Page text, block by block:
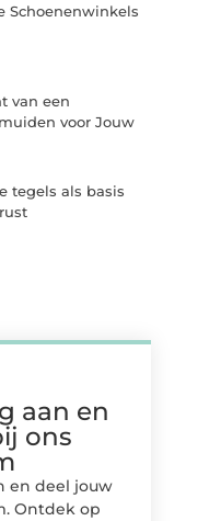
Schoenenwinkels
van een
voor Jouw
tegels als basis
aan en
ons
en deel jouw
Ontdek op